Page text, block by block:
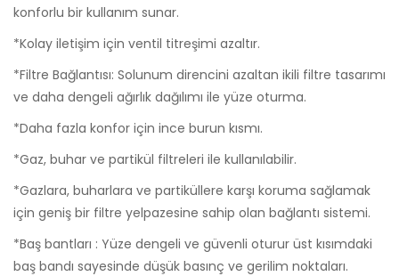
konforlu bir kullanım sunar.
*Kolay iletişim için ventil titreşimi azaltır.
*Filtre Bağlantısı: Solunum direncini azaltan ikili filtre tasarımı
ve daha dengeli ağırlık dağılımı ile yüze oturma.
*Daha fazla konfor için ince burun kısmı.
*Gaz, buhar ve partikül filtreleri ile kullanılabilir.
*Gazlara, buharlara ve partiküllere karşı koruma sağlamak
için geniş bir filtre yelpazesine sahip olan bağlantı sistemi.
*Baş bantları : Yüze dengeli ve güvenli oturur üst kısımdaki
baş bandı sayesinde düşük basınç ve gerilim noktaları.